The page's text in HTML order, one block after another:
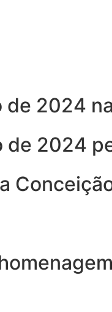
de 2024
de 2024